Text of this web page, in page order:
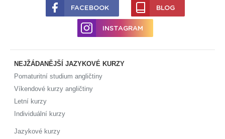
NEJŽÁDANĚJŠÍ JAZYKOVÉ KURZY
Pomaturitní studium angličtiny
Víkendové kurzy angličtiny
Letní kurzy
Individuální kurzy
Jazykové kurzy
FACEBOOK BLOG
INSTAGRAM